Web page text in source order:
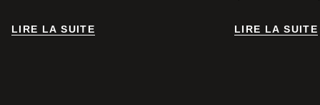
LIRE LA SUITE
LIRE LA SUITE